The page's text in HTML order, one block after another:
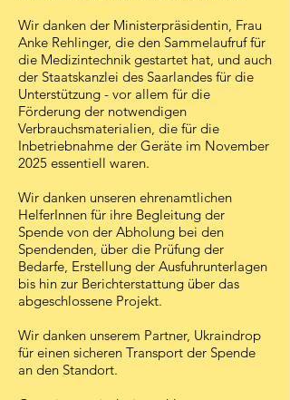
Wir danken der Ministerpräsidentin, Frau
Anke Rehlinger, die den Sammelaufruf für
die Medizintechnik gestartet hat, und auch
der Staatskanzlei des Saarlandes für die
Unterstützung - vor allem für die
Förderung der notwendigen
Verbrauchsmaterialien, die für die
Inbetriebnahme der Geräte im November
2025 essentiell waren.
Wir danken unseren ehrenamtlichen
HelferInnen für ihre Begleitung der
Spende von der Abholung bei den
Spendenden, über die Prüfung der
Bedarfe, Erstellung der Ausfuhrunterlagen
bis hin zur Berichterstattung über das
abgeschlossene Projekt.
Wir danken unserem Partner, Ukraindrop
für einen sicheren Transport der Spende
an den Standort.